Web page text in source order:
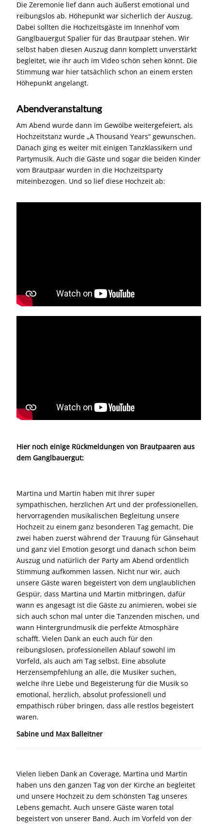
Die Zeremonie lief dann auch äußerst emotional und
reibungslos ab. Höhepunkt war sicherlich der Auszug.
Dabei sollten die Hochzeitsgäste im Innenhof vom
Ganglbauergut Spalier für das Brautpaar stehen. Wir
selbst haben diesen Auszug dann komplett unverstärkt
begleitet, wie ihr auch im Video schön sehen könnt. Die
Stimmung war hier tatsächlich schon an einem ersten
Höhepunkt angelangt.
Abendveranstaltung
Am Abend wurde dann im Gewölbe weitergefeiert, als
Hochzeitstanz wurde „A Thousand Years“ gewunschen.
Danach ging es weiter mit einigen Tanzklassikern und
Partymusik. Auch die Gäste und sogar die beiden Kinder
vom Brautpaar wurden in die Hochzeitsparty
miteinbezogen. Und so lief diese Hochzeit ab:
Hier noch einige Rückmeldungen von Brautpaaren aus
dem Ganglbauergut:
Martina und Martin haben mit ihrer super
sympathischen, herzlichen Art und der professionellen,
hervorragenden musikalischen Begleitung unsere
Hochzeit zu einem ganz besonderen Tag gemacht. Die
zwei haben zuerst während der Trauung für Gänsehaut
und ganz viel Emotion gesorgt und danach schon beim
Auszug und natürlich der Party am Abend ordentlich
Stimmung aufkommen lassen. Nicht nur wir, auch
unsere Gäste waren begeistert von dem unglaublichen
Gespür, dass Martina und Martin mitbringen, dafür
wann es angesagt ist die Gäste zu animieren, wobei sie
sich auch schon mal unter die Tanzenden mischen, und
wann Hintergrundmusik die perfekte Atmosphäre
schafft. Vielen Dank an euch auch für den
reibungslosen, professionellen Ablauf sowohl im
Vorfeld, als auch am Tag selbst. Eine absolute
Herzensempfehlung an alle, die Musiker suchen,
welche ihre Liebe und Begeisterung für die Musik so
emotional, herzlich, absolut professionell und
empathisch rüber bringen, dass alle restlos begeistert
waren.
Sabine und Max Balleitner
Vielen lieben Dank an Coverage, Martina und Martin
haben uns den ganzen Tag von der Kirche an begleitet
und unsere Hochzeit zu dem schönsten Tag unseres
Lebens gemacht. Auch unsere Gäste waren total
begeistert von unserer Band. Auch im Vorfeld von der